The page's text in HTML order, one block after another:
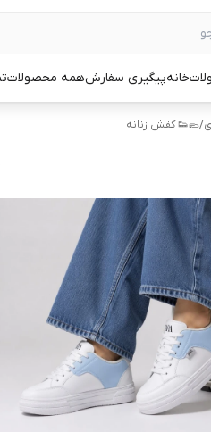
خانهپیگیری سفارشهمه محصولات
/🥿👟 کفش زنانه